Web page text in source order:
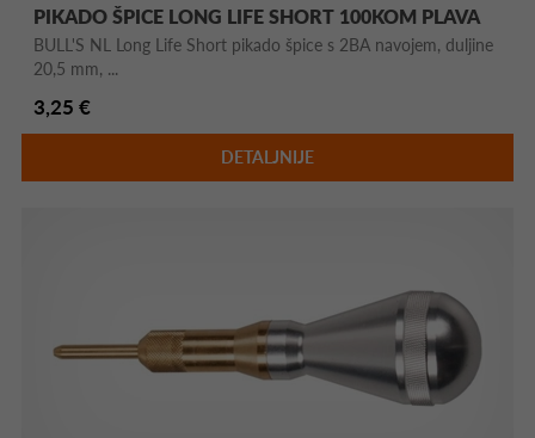
PIKADO ŠPICE LONG LIFE SHORT 100KOM PLAVA
BULL'S NL Long Life Short pikado špice s 2BA navojem, duljine
20,5 mm, ...
3,25 €
DETALJNIJE